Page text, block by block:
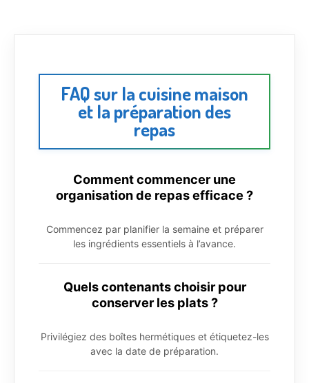
FAQ sur la cuisine maison
et la préparation des
repas
Comment commencer une
organisation de repas efficace ?
Commencez par planifier la semaine et préparer
les ingrédients essentiels à l’avance.
Quels contenants choisir pour
conserver les plats ?
Privilégiez des boîtes hermétiques et étiquetez-les
avec la date de préparation.